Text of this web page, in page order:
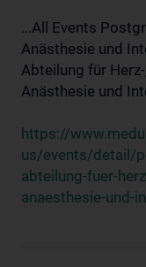
...All Events
Anästhesie und
Abteilung für
Anästhesie und
https://
us/events/detail/
abteilung-fuer-
anaesthesie-und-